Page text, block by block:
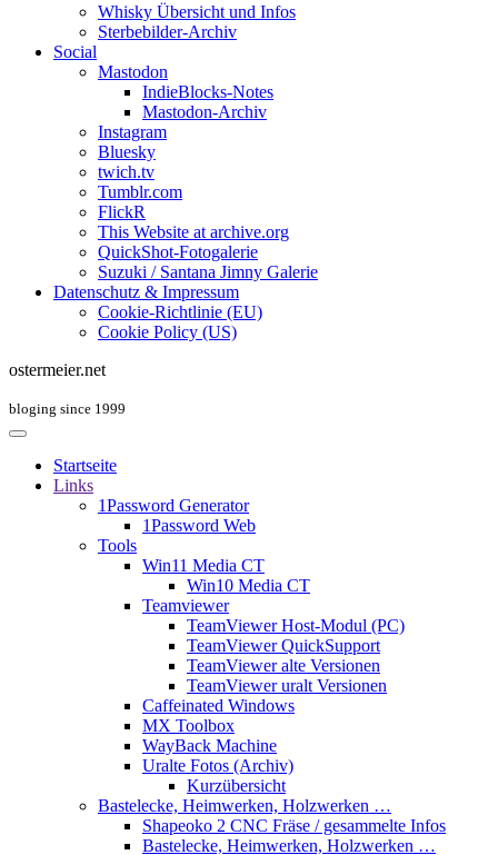
Whisky Übersicht und Infos
Sterbebilder-Archiv
Social
Mastodon
IndieBlocks-Notes
Mastodon-Archiv
Instagram
Bluesky
twich.tv
Tumblr.com
FlickR
This Website at archive.org
QuickShot-Fotogalerie
Suzuki / Santana Jimny Galerie
Datenschutz & Impressum
Cookie-Richtlinie (EU)
Cookie Policy (US)
ostermeier.net
bloging since 1999
Startseite
Links
1Password Generator
1Password Web
Tools
Win11 Media CT
Win10 Media CT
Teamviewer
TeamViewer Host-Modul (PC)
TeamViewer QuickSupport
TeamViewer alte Versionen
TeamViewer uralt Versionen
Caffeinated Windows
MX Toolbox
WayBack Machine
Uralte Fotos (Archiv)
Kurzübersicht
Bastelecke, Heimwerken, Holzwerken …
Shapeoko 2 CNC Fräse / gesammelte Infos
Bastelecke, Heimwerken, Holzwerken …